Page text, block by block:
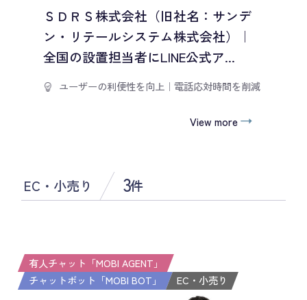
ＳＤＲＳ株式会社（旧社名：サンデ
ン・リテールシステム株式会社）｜
全国の設置担当者にLINE公式ア...
ユーザーの利便性を向上 ｜ 電話応対時間を削減
View more
EC・小売り 3件
有人チャット「MOBI AGENT」
チャットボット「MOBI BOT」
EC・小売り